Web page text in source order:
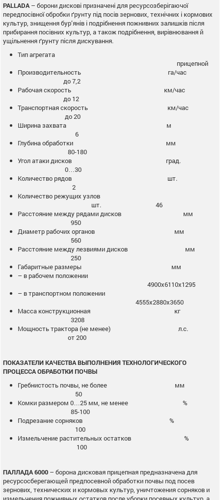
PALLADA – борони дискові призначені для ресурсозберігаючої
передпосівної обробки ґрунту під посів зернових, технічних і кормових
культур, знищення бур’янів і подрібнення пожнивних залишків після
прибирання посівних культур, а також подрібнення, вирівнювання й
ущільнення ґрунту після дискування.
Тип агрегата
прицепной
Производительность га/час
до 7,2
Рабочая скорость км/час
до 12
Транспортная скорость км/час
до 20
Ширина захвата м
6
Глубина обработки мм
80-180
Угол атаки дисков град.
0…30
Количество рядов шт.
2
Количество режущих узлов
шт. 46
Расстояние между рядами дисков мм
950
Диаметр рабочих органов мм
560
Расстояние между лезвиями дисков мм
250
Габаритные размеры мм
– в рабочем положении
4900х6110х1295
– в транспортном положении
4555х2880х3650
Масса конструкционная кг
3208
Мощность трактора (не менее) л.с.
от 200
ПОКАЗАТЕЛИ КАЧЕСТВА ВЫПОЛНЕНИЯ ТЕХНОЛОГИЧЕСКОГО
ПРОЦЕССА ОБРАБОТКИ ПОЧВЫ
Гребнистость почвы, не более мм
50
Комки размером 0…25 мм, не менее %
85-100
Подрезание сорняков %
100
Измельчение растительных остатков %
100
ПАЛЛАДА 6000 – борона дисковая прицепная предназначена для
ресурсосберегающей предпосевной обработки почвы под посев
зернових, технических и кормовых культур, уничтожения сорняков и